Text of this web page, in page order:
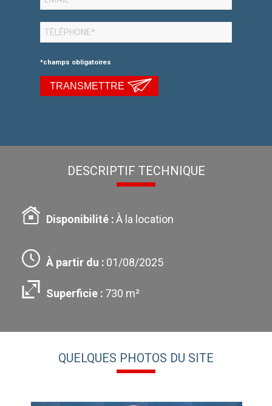
*champs obligatoires
TRANSMETTRE
DESCRIPTIF TECHNIQUE
Disponibilité :À la location
À partir du : 01/08/2025
Superficie : 730 m²
QUELQUES PHOTOS DU SITE